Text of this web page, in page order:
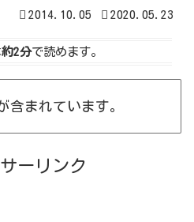
2014.10.05 2020.05.23
約2分で読めます。
含まれています。
ーリンク